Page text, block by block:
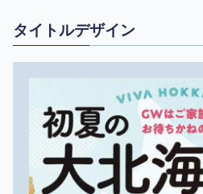
タイトルデザイン